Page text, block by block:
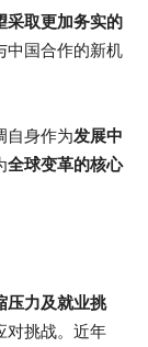
采取更加务实的
中国合作的新机
自身作为发展中
全球变革的核心
压力及就业挑
对挑战。近年